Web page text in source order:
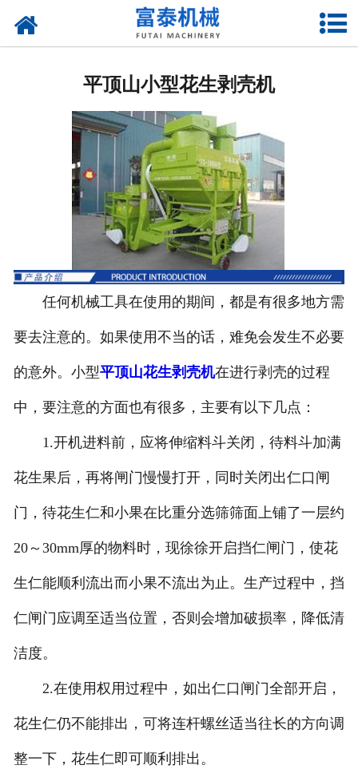
网站首页
平顶山花生剥壳机
平顶山玉米割台
平顶山铡草机
平顶山上料机
平顶山小型花生剥壳机
任何机械工具在使用的期间，都是有很多地方需
要去注意的。如果使用不当的话，难免会发生不必要
的意外。小型平顶山花生剥壳机在进行剥壳的过程
中，要注意的方面也有很多，主要有以下几点：
1.开机进料前，应将伸缩料斗关闭，待料斗加满
花生果后，再将闸门慢慢打开，同时关闭出仁口闸
门，待花生仁和小果在比重分选筛筛面上铺了一层约
20～30mm厚的物料时，现徐徐开启挡仁闸门，使花
生仁能顺利流出而小果不流出为止。生产过程中，挡
仁闸门应调至适当位置，否则会增加破损率，降低清
洁度。
2.在使用权用过程中，如出仁口闸门全部开启，
花生仁仍不能排出，可将连杆螺丝适当往长的方向调
整一下，花生仁即可顺利排出。